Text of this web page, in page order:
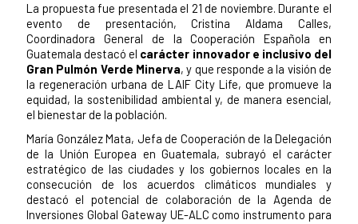
La propuesta fue presentada el 21 de noviembre. Durante el
evento de presentación, Cristina Aldama Calles,
Coordinadora General de la Cooperación Española en
Guatemala destacó el carácter innovador e inclusivo del
Gran Pulmón Verde Minerva, y que responde a la visión de
la regeneración urbana de LAIF City Life, que promueve la
equidad, la sostenibilidad ambiental y, de manera esencial,
el bienestar de la población.
María González Mata, Jefa de Cooperación de la Delegación
de la Unión Europea en Guatemala, subrayó el carácter
estratégico de las ciudades y los gobiernos locales en la
consecución de los acuerdos climáticos mundiales y
destacó el potencial de colaboración de la Agenda de
Inversiones Global Gateway UE-ALC como instrumento para